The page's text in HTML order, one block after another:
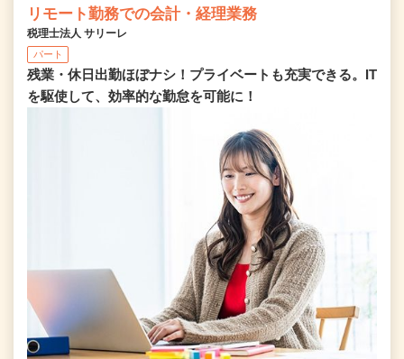
リモート勤務での会計・経理業務
税理士法人 サリーレ
パート
残業・休日出勤ほぼナシ！プライベートも充実できる。IT
を駆使して、効率的な勤怠を可能に！